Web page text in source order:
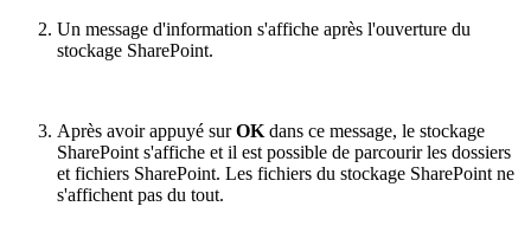
Un message d'information s'affiche après l'ouverture du
stockage SharePoint.
Après avoir appuyé surOK dans ce message, le stockage
SharePoint s'affiche et il est possible de parcourir les dossiers
et fichiers SharePoint. Les fichiers du stockage SharePoint ne
s'affichent pas du tout.